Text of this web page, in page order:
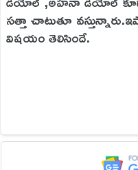
సత్తా చాటుతూ
విషయం తెలిసిందే.